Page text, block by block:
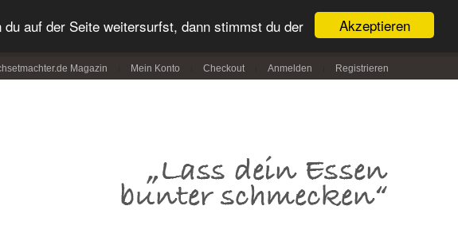
Akzeptieren
auf der Seite weitersurfst, dann stimmst du der
Magazin Mein Konto Checkout Anmelden Registrieren